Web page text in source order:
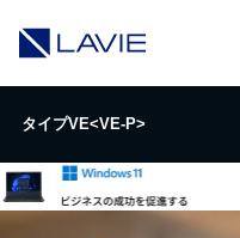
タイプVE<VE-P>
製品情報